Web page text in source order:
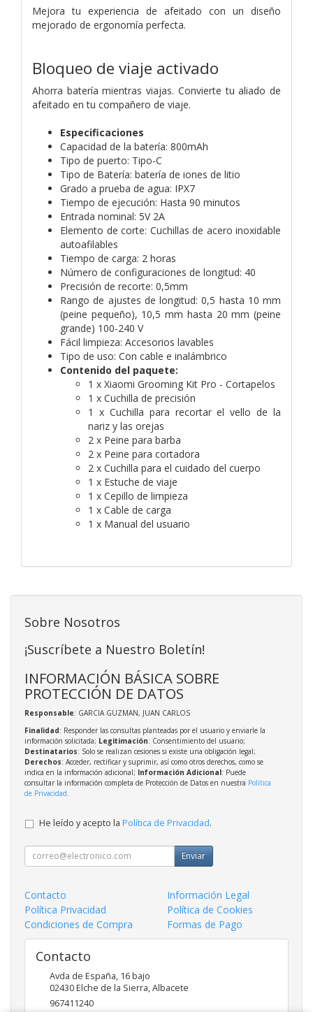
Mejora tu experiencia de afeitado con un diseño
mejorado de ergonomía perfecta.
Bloqueo de viaje activado
Ahorra batería mientras viajas. Convierte tu aliado de
afeitado en tu compañero de viaje.
Especificaciones
Capacidad de la batería: 800mAh
Tipo de puerto: Tipo-C
Tipo de Batería: batería de iones de litio
Grado a prueba de agua: IPX7
Tiempo de ejecución: Hasta 90 minutos
Entrada nominal: 5V 2A
Elemento de corte: Cuchillas de acero inoxidable
autoafilables
Tiempo de carga: 2 horas
Número de configuraciones de longitud: 40
Precisión de recorte: 0,5mm
Rango de ajustes de longitud: 0,5 hasta 10 mm
(peine pequeño), 10,5 mm hasta 20 mm (peine
grande) 100-240 V
Fácil limpieza: Accesorios lavables
Tipo de uso: Con cable e inalámbrico
Contenido del paquete:
1 x Xiaomi Grooming Kit Pro - Cortapelos
1 x Cuchilla de precisión
1 x Cuchilla para recortar el vello de la
nariz y las orejas
2 x Peine para barba
2 x Peine para cortadora
2 x Cuchilla para el cuidado del cuerpo
1 x Estuche de viaje
1 x Cepillo de limpieza
1 x Cable de carga
1 x Manual del usuario
Sobre Nosotros
¡Suscríbete a Nuestro Boletín!
INFORMACIÓN BÁSICA SOBRE
PROTECCIÓN DE DATOS
Responsable: GARCIA GUZMAN, JUAN CARLOS
Finalidad: Responder las consultas planteadas por el usuario y enviarle la
información solicitada; Legitimación: Consentimiento del usuario;
Destinatarios: Solo se realizan cesiones si existe una obligación legal;
Derechos: Acceder, rectificar y suprimir, así como otros derechos, como se
indica en la información adicional; Información Adicional: Puede
consultar la información completa de Protección de Datos en nuestra Política
de Privacidad
He leído y acepto la Política de Privacidad.
Enviar
Contacto
Información Legal
Política Privacidad
Política de Cookies
Condiciones de Compra
Formas de Pago
Contacto
Avda de España, 16 bajo
02430Elche de la Sierra,Albacete
967411240